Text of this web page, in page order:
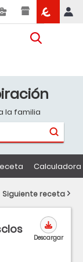
la familia
Descargar
Siguiente receta